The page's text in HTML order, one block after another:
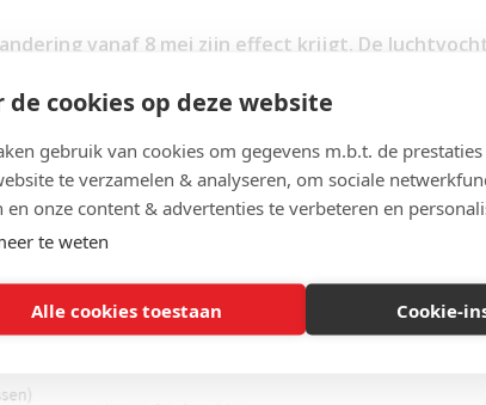
de cookies op deze website
gebruik van cookies om gegevens m.b.t. de
te verzamelen & analyseren, om sociale
en onze content & advertenties te verbeteren en
te weten
Alle cookies toestaan Cookie-
vanaf 8 mei zijn effect krijgt. De
boven de 20 graden).
en positieve testen nemen parallel
de basisscholen hun meivakantie hebben
en dan het risico van wat toename van
toenemende deel false positives, dat gaat